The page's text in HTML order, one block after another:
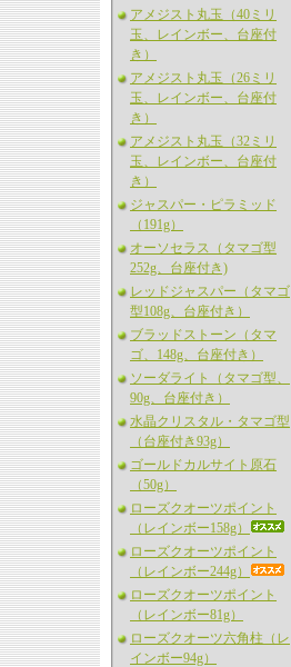
アメジスト丸玉（40ミリ
玉、レインボー、台座付
き）
アメジスト丸玉（26ミリ
玉、レインボー、台座付
き）
アメジスト丸玉（32ミリ
玉、レインボー、台座付
き）
ジャスパー・ピラミッド
（191g）
オーソセラス（タマゴ型
252g、台座付き)
レッドジャスパー（タマゴ
型108g、台座付き）
ブラッドストーン（タマ
ゴ、148g、台座付き）
ソーダライト（タマゴ型、
90g、台座付き）
水晶クリスタル・タマゴ型
（台座付き93g）
ゴールドカルサイト原石
（50g）
ローズクオーツポイント
（レインボー158g）
ローズクオーツポイント
（レインボー244g）
ローズクオーツポイント
（レインボー81g）
ローズクオーツ六角柱（レ
インボー94g）